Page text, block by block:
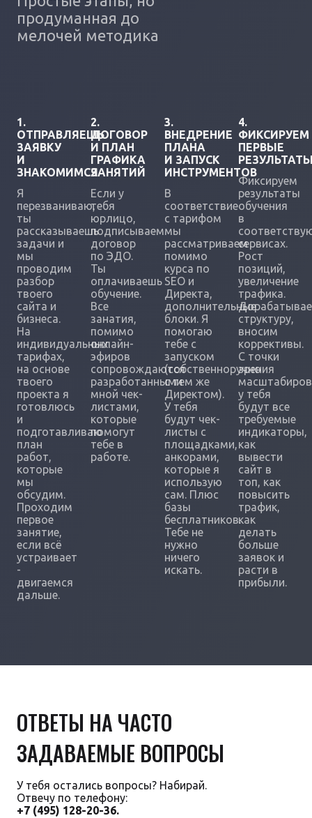
продуманная до
мелочей методика
1.
ОТПРАВЛЯЕШЬ
ЗАЯВКУ
И
ЗНАКОМИМСЯ
Я
перезваниваю,
ты
рассказываешь
задачи и
мы
проводим
разбор
твоего
сайта и
бизнеса.
На
индивидуальных
тарифах,
на основе
твоего
проекта я
готовлюсь
и
подготавливаю
план
работ,
которые
мы
обсудим.
Проходим
первое
занятие,
если всё
устраивает
-
двигаемся
дальше.
2.
ДОГОВОР
И ПЛАН
ГРАФИКА
ЗАНЯТИЙ
Если у
тебя
юрлицо,
подписываем
договор
по ЭДО.
Ты
оплачиваешь
обучение.
Все
занатия,
помимо
онлайн-
эфиров
сопровождаются
разработанными
мной чек-
листами,
которые
помогут
тебе в
работе.
3.
ВНЕДРЕНИЕ
ПЛАНА
И ЗАПУСК
ИНСТРУМЕНТОВ
В
соответствие
с тарифом
мы
рассматриваем
помимо
курса по
SEO и
Директа,
дополнительные
блоки. Я
помогаю
тебе с
запуском
(собственноручно
с тем же
Директом).
У тебя
будут чек-
листы с
площадками,
анкорами,
которые я
использую
сам. Плюс
базы
бесплатников.
Тебе не
нужно
ничего
искать.
4.
ФИКСИРУЕМ
ПЕРВЫЕ
Фиксируем
результаты
обучения
в
сервисах.
Рост
позиций,
увеличение
трафика.
структуру,
вносим
коррективы.
С точки
зрения
у тебя
будут все
требуемые
индикаторы,
как
вывести
сайт в
топ, как
повысить
трафик,
как
делать
больше
заявок и
расти в
прибыли.
ОТВЕТЫ НА ЧАСТО
ЗАДАВАЕМЫЕ ВОПРОСЫ
У тебя остались вопросы? Набирай.
Отвечу по телефону:
+7 (495) 128-20-36.